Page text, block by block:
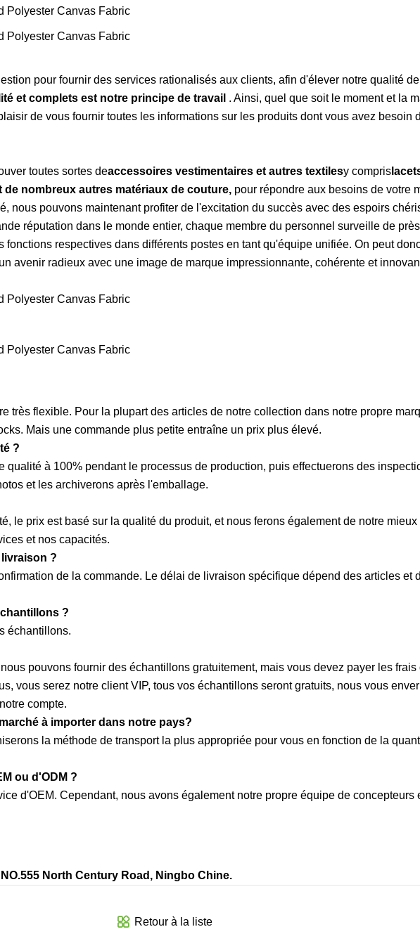
pour fournir des services rationalisés aux clients, afin d'élever notre qualité
et complets est notre principe de travail . Ainsi, quel que soit le moment et la
de vous fournir toutes les informations sur les produits dont vous avez besoin
toutes sortes deaccessoires vestimentaires et autres textilesy compris
nombreux autres matériaux de couture, pour répondre aux besoins de votre
nous pouvons maintenant profiter de l'excitation du succès avec des espoirs
réputation dans le monde entier, chaque membre du personnel surveille de
fonctions respectives dans différents postes en tant qu'équipe unifiée. On peut
avenir radieux avec une image de marque impressionnante, cohérente et
très flexible. Pour la plupart des articles de notre collection dans notre propre
Mais une commande plus petite entraîne un prix plus élevé.
?
qualité à 100% pendant le processus de production, puis effectuerons des
et les archiverons après l'emballage.
le prix est basé sur la qualité du produit, et nous ferons également de notre
et nos capacités.
?
de la commande. Le délai de livraison spécifique dépend des articles et
?
échantillons.
pouvons fournir des échantillons gratuitement, mais vous devez payer les frais
vous serez notre client VIP, tous vos échantillons seront gratuits, nous vous
compte.
à importer dans notre pays?
la méthode de transport la plus appropriée pour vous en fonction de la
ou d'ODM ?
d'OEM. Cependant, nous avons également notre propre équipe de concepteurs
North Century Road, Ningbo Chine.
Retour à la liste